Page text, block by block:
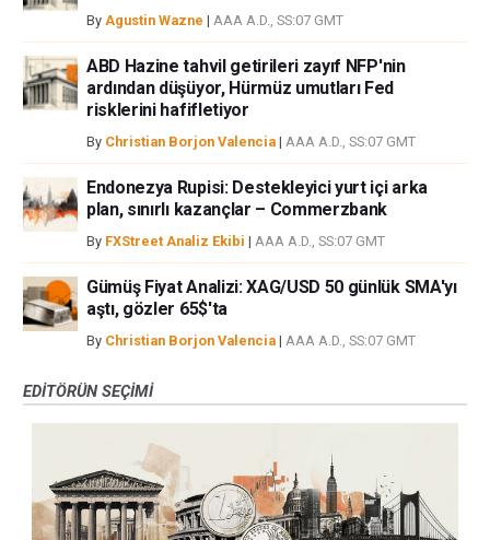
By Agustin Wazne | AAA A.D., SS:07 GMT
ABD Hazine tahvil getirileri zayıf NFP'nin
ardından düşüyor, Hürmüz umutları Fed
risklerini hafifletiyor
By Christian Borjon Valencia | AAA A.D., SS:07 GMT
Endonezya Rupisi: Destekleyici yurt içi arka
plan, sınırlı kazançlar – Commerzbank
By FXStreet Analiz Ekibi | AAA A.D., SS:07 GMT
Gümüş Fiyat Analizi: XAG/USD 50 günlük SMA'yı
aştı, gözler 65$'ta
By Christian Borjon Valencia | AAA A.D., SS:07 GMT
EDITÖRÜN SEÇIMI